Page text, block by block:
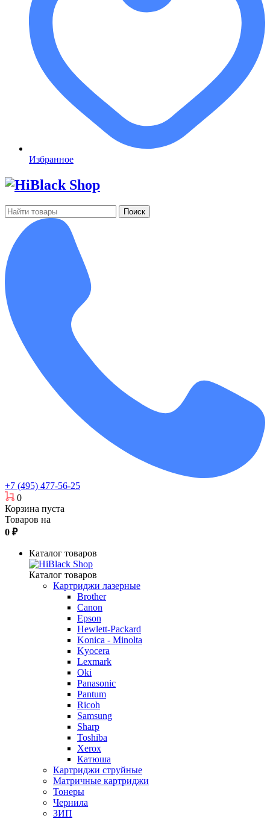
Избранное
Поиск
+7 (495) 477-56-25
0
Корзина пуста
Товаров на
0 ₽
Каталог товаров
Каталог товаров
Картриджи лазерные
Brother
Canon
Epson
Hewlett-Packard
Konica - Minolta
Kyocera
Lexmark
Oki
Panasonic
Pantum
Ricoh
Samsung
Sharp
Toshiba
Xerox
Катюша
Картриджи струйные
Матричные картриджи
Тонеры
Чернила
ЗИП